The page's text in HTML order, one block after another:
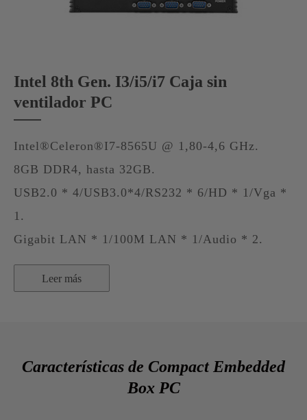
Intel 8th Gen. I3/i5/i7 Caja sin
ventilador PC
Intel®Celeron®I7-8565U @ 1,80-4,6 GHz.
8GB DDR4, hasta 32GB.
USB2.0 * 4/USB3.0*4/RS232 * 6/HD * 1/Vga *
1.
Gigabit LAN * 1/100M LAN * 1/Audio * 2.
Leer más
Características de Compact Embedded
Box PC